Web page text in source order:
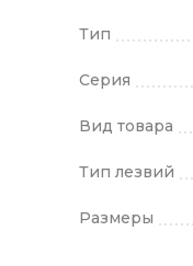
Тип
Серия
Вид товара
Тип лезвий
Размеры